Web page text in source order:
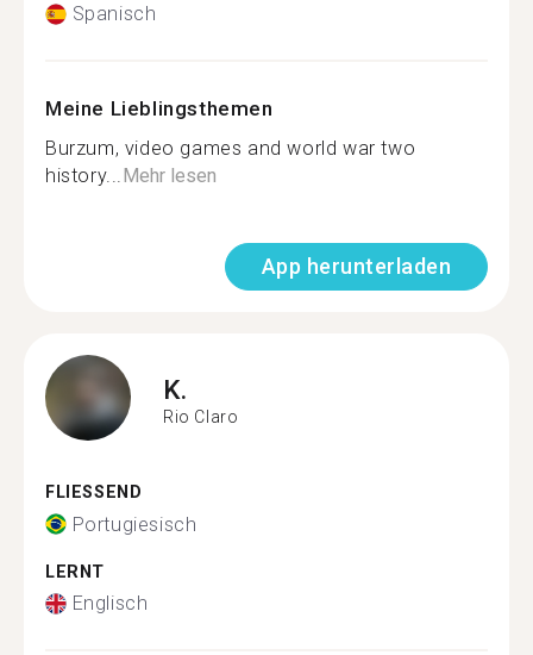
Spanisch
Meine Lieblingsthemen
Burzum, video games and world war two
history...Mehr lesen
App herunterladen
K.
Rio Claro
FLIESSEND
Portugiesisch
LERNT
Englisch